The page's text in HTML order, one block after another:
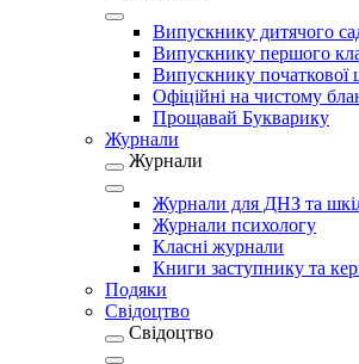
Випускнику дитячого
Випускнику першого
Випускнику початкової
Офіційні на чистому
Прощавай Букварику
Журнали
Журнали
Журнали для ДНЗ та
Журнали психологу
Класні журнали
Книги заступнику та
Подяки
Свідоцтво
Свідоцтво